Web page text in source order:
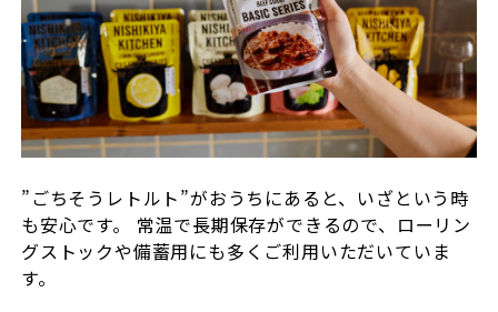
”ごちそうレトルト”がおうちにあると、いざという時
も安心です。 常温で長期保存ができるので、ローリン
グストックや備蓄用にも多くご利用いただいていま
す。